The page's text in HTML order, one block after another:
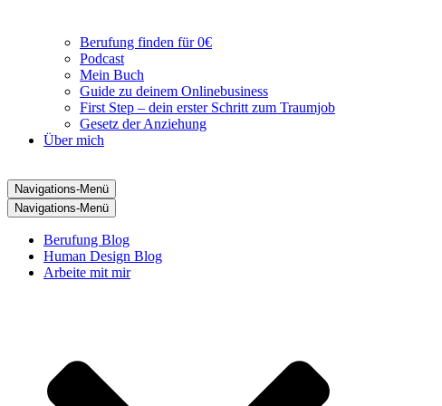
Berufung finden für 0€
Podcast
Mein Buch
Guide zu deinem Onlinebusiness
First Step – dein erster Schritt zum Traumjob
Gesetz der Anziehung
Über mich
Navigations-Menü
Navigations-Menü
Berufung Blog
Human Design Blog
Arbeite mit mir